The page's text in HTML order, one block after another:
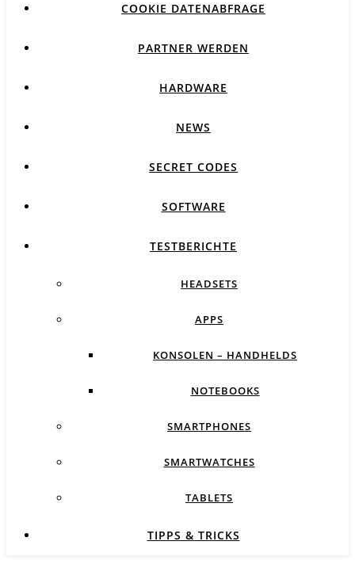
COOKIE DATENABFRAGE
PARTNER WERDEN
HARDWARE
NEWS
SECRET CODES
SOFTWARE
TESTBERICHTE
HEADSETS
APPS
KONSOLEN – HANDHELDS
NOTEBOOKS
SMARTPHONES
SMARTWATCHES
TABLETS
TIPPS & TRICKS